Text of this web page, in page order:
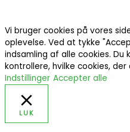
Vi bruger cookies på vores
oplevelse. Ved at tykke
indsamling af alle cookies. Du
kontrollere, hvilke cookies, der
Indstillinger Accepter alle
LUK